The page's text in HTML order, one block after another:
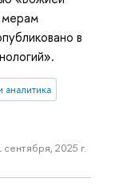
в
аналитика
сентября, 2025 г.